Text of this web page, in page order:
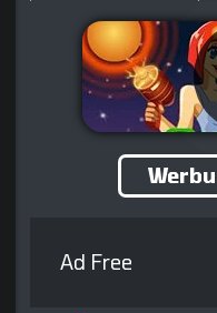
Ad Free